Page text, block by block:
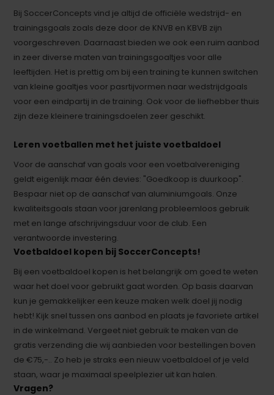
Bij SoccerConcepts vind je altijd de officiële wedstrijd- en
trainingsgoals zoals deze door de KNVB en KBVB zijn
voorgeschreven. Daarnaast bieden we ook een ruim aanbod
in zeer diverse maten van trainingsgoaltjes voor alle
leeftijden. Het is prettig om bij een training te kunnen switchen
van kleine goaltjes voor pasrtijvormen naar wedstrijdgoals
voor een eindpartij in de training. Ook voor de liefhebber thuis
zijn deze kleinere trainingsdoelen zeer geschikt.
Leren voetballen met het juiste voetbaldoel
Voor de aanschaf van goals voor een voetbalvereniging
geldt eigenlijk maar één devies: "Goedkoop is duurkoop".
Bespaar niet op de aanschaf van aluminiumgoals. Onze
kwaliteitsgoals staan voor jarenlang probleemloos gebruik
met en lange afschrijvingsduur voor de club. Een
verantwoorde investering.
Voetbaldoel kopen bij SoccerConcepts!
Bij een voetbaldoel kopen is het belangrijk om goed te weten
waar het doel voor gebruikt gaat worden. Op basis daarvan
kun je gemakkelijker een keuze maken welk doel jij nodig
hebt! Kijk snel tussen ons aanbod en plaats je favoriete artikel
in de winkelmand. Vergeet niet gebruik te maken van de
gratis verzending die wij aanbieden voor bestellingen boven
de €75,-.. Zo heb je straks een nieuw voetbaldoel of je veld
staan, waar je maximaal speelplezier uit kan halen.
Vragen?